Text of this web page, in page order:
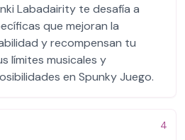
Labadairity te desafía a
que mejoran la
y recompensan tu
límites musicales y
en Spunky Juego.
4